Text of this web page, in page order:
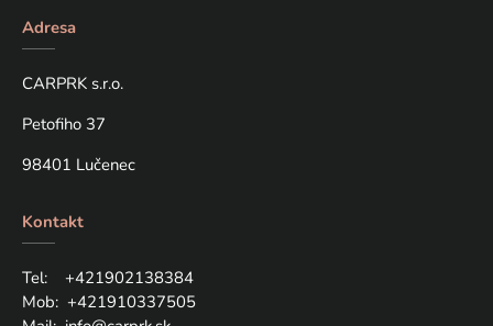
Adresa
CARPRK s.r.o.
Petofiho 37
98401 Lučenec
Kontakt
Tel: +421902138384
Mob: +421910337505